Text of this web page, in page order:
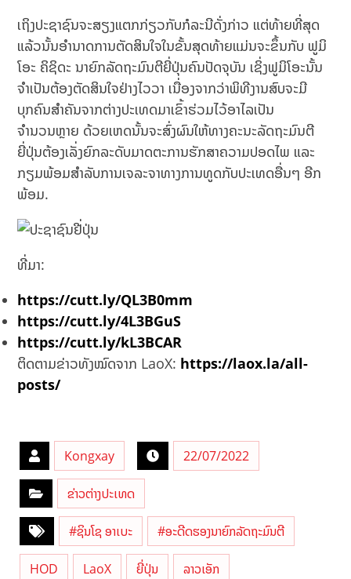
ເຖິງປະຊາຊົນຈະສຽງແຕກກ່ຽວກັບກໍລະນີດັ່ງກ່າວ ແຕ່ທ້າຍທີ່ສຸດ
ແລ້ວນັ້ນອຳນາດການຕັດສິນໃຈໃນຂັ້ນສຸດທ້າຍແມ່ນຈະຂຶ້ນກັບ ຟູມິ
ໂອະ ຄິຊິດະ ນາຍົກລັດຖະມົນຕີຍີ່ປຸ່ນຄົນປັດຈຸບັນ ເຊິ່ງຟູມິໂອະນັ້ນ
ຈຳເປັນຕ້ອງຕັດສິນໃຈຢ່າງໄວວາ ເນື່ອງຈາກວ່າພິທີງານສົບຈະມີ
ບຸກຄົນສຳຄັນຈາກຕ່າງປະເທດມາເຂົ້າຮ່ວມໄວ້ອາໄລເປັນ
ຈຳນວນຫຼາຍ ດ້ວຍເຫດນັ້ນຈະສົ່ງຜົນໃຫ້ທາງຄະນະລັດຖະມົນຕີ
ຍີ່ປຸ່ນຕ້ອງເລັ່ງຍົກລະດັບມາດຕະການຮັກສາຄວາມປອດໄພ ແລະ
ກຽມພ້ອມສຳລັບການເຈລະຈາທາງການທູດກັບປະເທດອື່ນໆ ອີກ
ພ້ອມ.
ທີ່ມາ:
https://cutt.ly/QL3B0mm
https://cutt.ly/4L3BGuS
https://cutt.ly/kL3BCAR
ຕິດຕາມຂ່າວທັງໝົດຈາກ LaoX: https://laox.la/all-
posts/
Kongxay 22/07/2022
ຂ່າວຕ່າງປະເທດ
#ຊິນໂຊ ອາເບະ #ອະດີດຮອງນາຍົກລັດຖະມົນຕີ
HOD LaoX ຍີ່ປຸ່ນ ລາວເອັກ